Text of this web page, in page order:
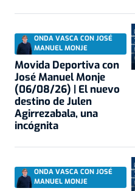
ONDA VASCA CON JOSÉ
MANUEL MONJE
Movida Deportiva con
José Manuel Monje
(06/08/26) | El nuevo
destino de Julen
Agirrezabala, una
incógnita
ONDA VASCA CON JOSÉ
MANUEL MONJE